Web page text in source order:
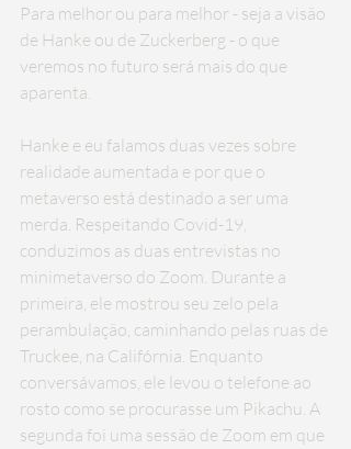
Para melhor ou para melhor - seja a visão
de Hanke ou de Zuckerberg - o que
veremos no futuro será mais do que
aparenta.
Hanke e eu falamos duas vezes sobre
realidade aumentada e por que o
metaverso está destinado a ser uma
merda. Respeitando Covid-19,
conduzimos as duas entrevistas no
minimetaverso do Zoom. Durante a
primeira, ele mostrou seu zelo pela
perambulação, caminhando pelas ruas de
Truckee, na Califórnia. Enquanto
conversávamos, ele levou o telefone ao
rosto como se procurasse um Pikachu. A
segunda foi uma sessão de Zoom em que